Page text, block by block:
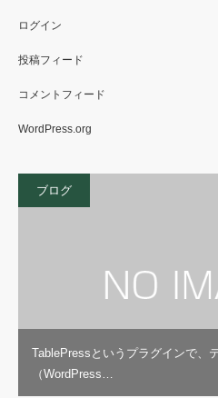
ログイン
投稿フィード
コメントフィード
WordPress.org
ブログ
TablePressというプラグインで、
（WordPress…